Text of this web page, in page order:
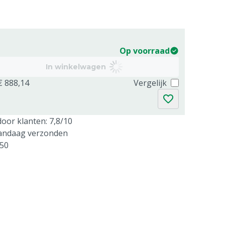
Op voorraad
In winkelwagen
888,14 Vergelijk
klanten: 7,8/10
verzonden